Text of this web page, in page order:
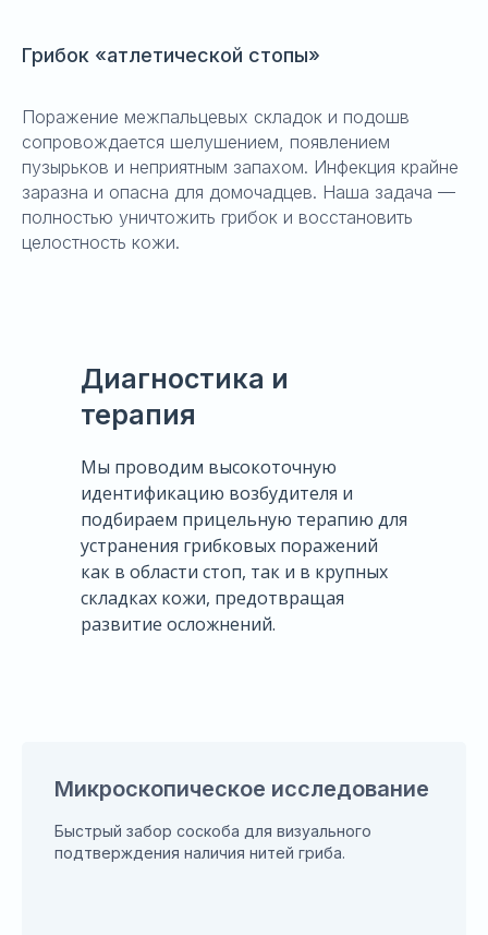
Грибок «атлетической стопы»
Поражение межпальцевых складок и подошв
сопровождается шелушением, появлением
пузырьков и неприятным запахом. Инфекция крайне
заразна и опасна для домочадцев. Наша задача —
полностью уничтожить грибок и восстановить
целостность кожи.
Диагностика и
терапия
Мы проводим высокоточную
идентификацию возбудителя и
подбираем прицельную терапию для
устранения грибковых поражений
как в области стоп, так и в крупных
складках кожи, предотвращая
развитие осложнений.
Микроскопическое исследование
Быстрый забор соскоба для визуального
подтверждения наличия нитей гриба.